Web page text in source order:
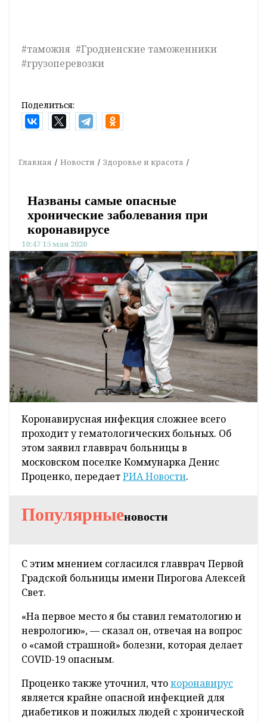
#таможня #Гродненские таможенники
#грузоперевозки
Поделиться:
Главная Новости Здоровье и красота
Названы самые опасные
хронические заболевания при
коронавирусе
10:47 15 мая 2020
Коронавирусная инфекция сложнее всего
проходит у гематологических больных. Об
этом заявил главврач больницы в
московском поселке Коммунарка Денис
Проценко, передаетРИА Новости.
Популярныеновости
С этим мнением согласился главврач Первой
Градской больницы имени Пирогова Алексей
Свет.
«На первое место я бы ставил гематологию и
неврологию», — сказал он, отвечая на вопрос
о «самой страшной» болезни, которая делает
COVID-19 опасным.
Проценко также уточнил, чтокоронавирус
является крайне опасной инфекцией для
диабетиков и пожилых людей с хронической